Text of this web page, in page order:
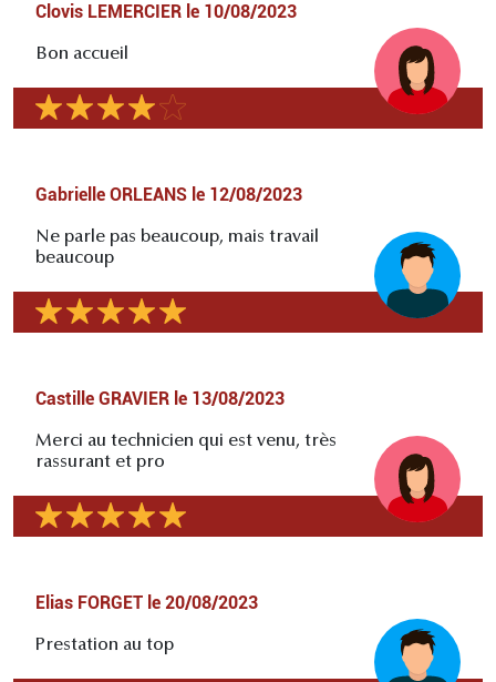
Clovis LEMERCIER le 10/08/2023
Bon accueil
Gabrielle ORLEANS le 12/08/2023
Ne parle pas beaucoup, mais travail
beaucoup
Castille GRAVIER le 13/08/2023
Merci au technicien qui est venu, très
rassurant et pro
Elias FORGET le 20/08/2023
Prestation au top